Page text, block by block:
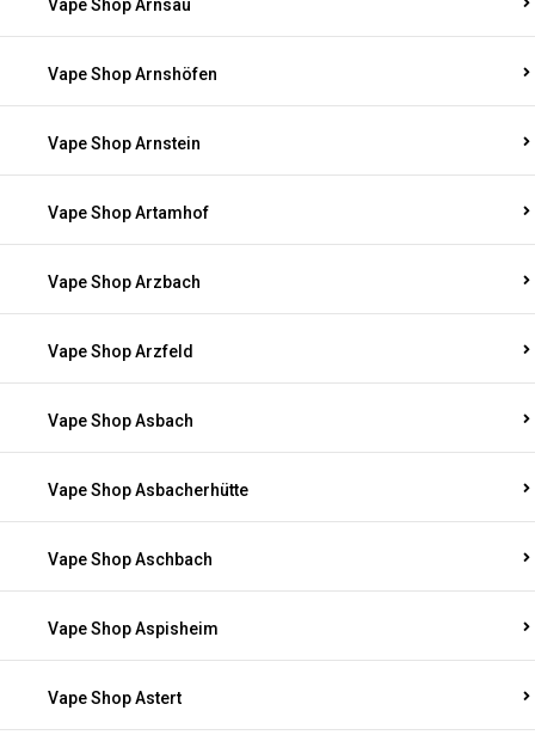
Vape Shop Arnsau
Vape Shop Arnshöfen
Vape Shop Arnstein
Vape Shop Artamhof
Vape Shop Arzbach
Vape Shop Arzfeld
Vape Shop Asbach
Vape Shop Asbacherhütte
Vape Shop Aschbach
Vape Shop Aspisheim
Vape Shop Astert